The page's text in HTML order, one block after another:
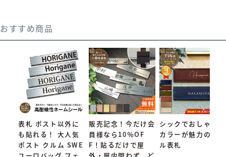
おすすめ商品
表札 ポスト以外に
も貼れる！ 大人気
ポスト クルム SWE
販売記念！今だけ会
員様なら10％OF
F！貼るだけで屋
シックでおしゃれな
カラーが魅力のタイ
ル表札